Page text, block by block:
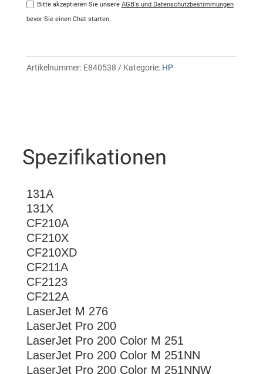
Bitte akzeptieren Sie unsere AGB's und Datenschutzbestimmungen
bevor Sie einen Chat starten.
Artikelnummer: E840538 Kategorie: HP
Spezifikationen
131A
131X
CF210A
CF210X
CF210XD
CF211A
CF2123
CF212A
LaserJet M 276
LaserJet Pro 200
LaserJet Pro 200 Color M 251
LaserJet Pro 200 Color M 251NN
LaserJet Pro 200 Color M 251NNW